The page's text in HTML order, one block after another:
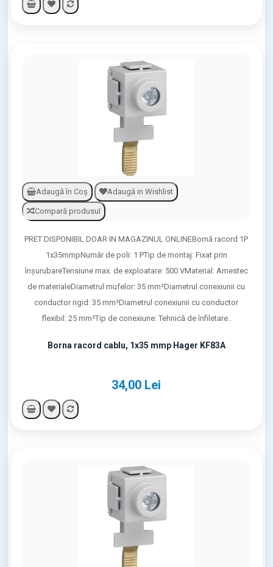
Adaugă în Coş Adaugă in Wishlist
Compară produsul
Borna racord cablu, 1x35 mmp Hager KF83A
34,00 Lei
PRET DISPONIBIL DOAR IN MAGAZINUL ONLINEBornă racord 1P
1x35mmpNumăr de poli: 1 PTip de montaj: Fixat prin
înşurubareTensiune max. de exploatare: 500 VMaterial: Amestec
de materialeDiametrul mufelor: 35 mm²Diametrul conexiunii cu
conductor rigid: 35 mm²Diametrul conexiunii cu conductor
flexibil: 25 mm²Tip de conexiune: Tehnică de înfiletare..